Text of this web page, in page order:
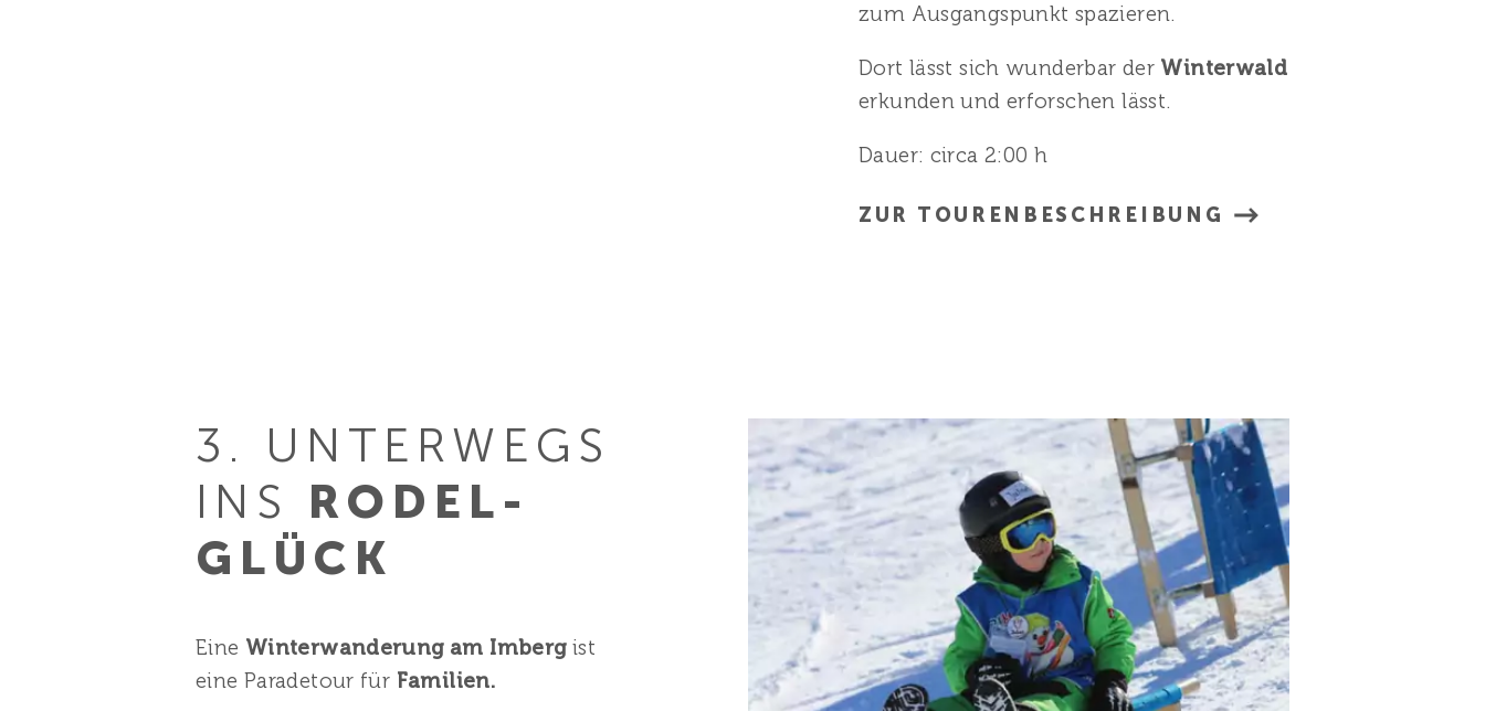
zum Ausgangspunkt spazieren.
Dort lässt sich wunderbar der Winterwald
erkunden und erforschen lässt.
Dauer: circa 2:00 h
ZUR TOURENBESCHREIBUNG
3. UNTERWEGS
INS RODEL­
GLÜCK
Eine Winterwanderung am Imbergist
eine Paradetour für Familien.